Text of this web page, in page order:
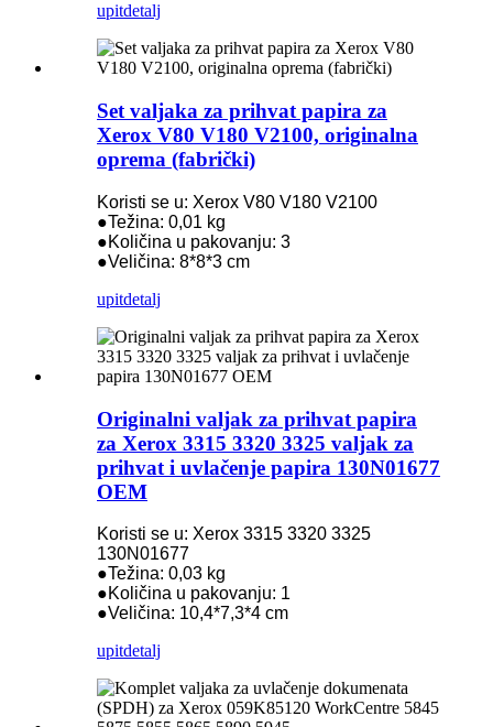
upitdetalj
Set valjaka za prihvat papira za
Xerox V80 V180 V2100, originalna
oprema (fabrički)
Koristi se u: Xerox V80 V180 V2100
●Težina: 0,01 kg
●Količina u pakovanju: 3
●Veličina: 8*8*3 cm
upitdetalj
Originalni valjak za prihvat papira
za Xerox 3315 3320 3325 valjak za
prihvat i uvlačenje papira 130N01677
OEM
Koristi se u: Xerox 3315 3320 3325
130N01677
●Težina: 0,03 kg
●Količina u pakovanju: 1
●Veličina: 10,4*7,3*4 cm
upitdetalj